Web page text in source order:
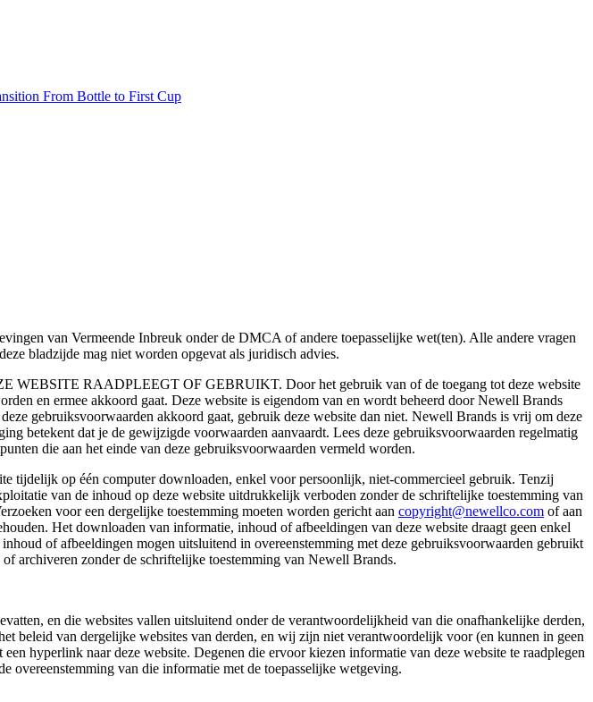
From Bottle to First Cup
van Vermeende Inbreuk onder de DMCA of andere toepasselijke wet(ten). Alle andere vragen
bladzijde mag niet worden opgevat als juridisch advies.
RAADPLEEGT OF GEBRUIKT. Door het gebruik van of de toegang tot deze website
en ermee akkoord gaat. Deze website is eigendom van en wordt beheerd door Newell Brands
gebruiksvoorwaarden akkoord gaat, gebruik deze website dan niet. Newell Brands is vrij om deze
betekent dat je de gewijzigde voorwaarden aanvaardt. Lees deze gebruiksvoorwaarden regelmatig
die aan het einde van deze gebruiksvoorwaarden vermeld worden.
tijdelijk op één computer downloaden, enkel voor persoonlijk, niet-commercieel gebruik. Tenzij
van de inhoud op deze website uitdrukkelijk verboden zonder de schriftelijke toestemming van
voor een dergelijke toestemming moeten worden gericht aan copyright@newellco.com of aan
Het downloaden van informatie, inhoud of afbeeldingen van deze website draagt geen enkel
of afbeeldingen mogen uitsluitend in overeenstemming met deze gebruiksvoorwaarden gebruikt
archiveren zonder de schriftelijke toestemming van Newell Brands.
en die websites vallen uitsluitend onder de verantwoordelijkheid van die onafhankelijke derden,
beleid van dergelijke websites van derden, en wij zijn niet verantwoordelijk voor (en kunnen in geen
hyperlink naar deze website. Degenen die ervoor kiezen informatie van deze website te raadplegen
van die informatie met de toepasselijke wetgeving.